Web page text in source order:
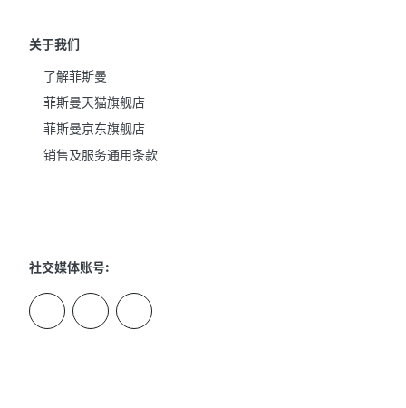
关于我们
了解菲斯曼
菲斯曼天猫旗舰店
菲斯曼京东旗舰店
销售及服务通用条款
社交媒体账号: